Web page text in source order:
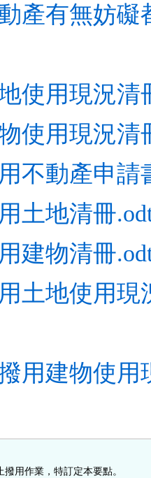
產有無妨礙
使用現況清
使用現況清
不動產申請
土地清冊
建物清冊
土地使用現
用建物使用
用作業，特訂定本要點。